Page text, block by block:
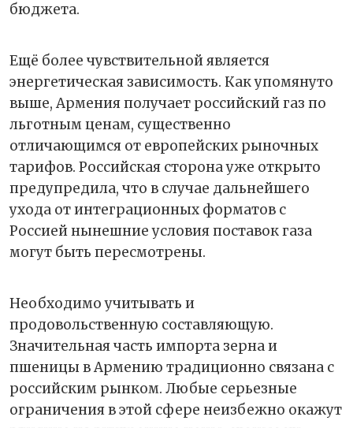
бюджета.
Ещё более чувствительной является
энергетическая зависимость. Как упомянуто
выше, Армения получает российский газ по
льготным ценам, существенно
отличающимся от европейских рыночных
тарифов. Российская сторона уже открыто
предупредила, что в случае дальнейшего
ухода от интеграционных форматов с
Россией нынешние условия поставок газа
могут быть пересмотрены.
Необходимо учитывать и
продовольственную составляющую.
Значительная часть импорта зерна и
пшеницы в Армению традиционно связана с
российским рынком. Любые серьезные
ограничения в этой сфере неизбежно окажут